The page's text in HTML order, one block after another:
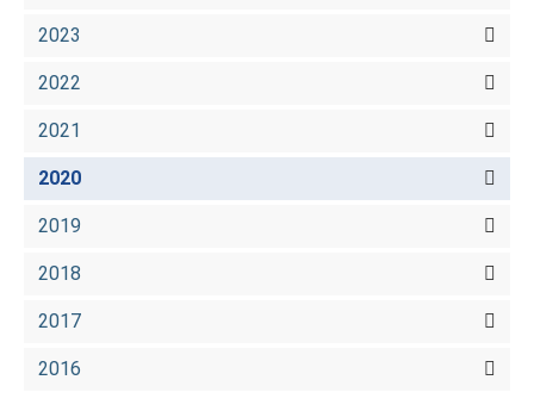
2023
2022
2021
2020
2019
2018
2017
2016